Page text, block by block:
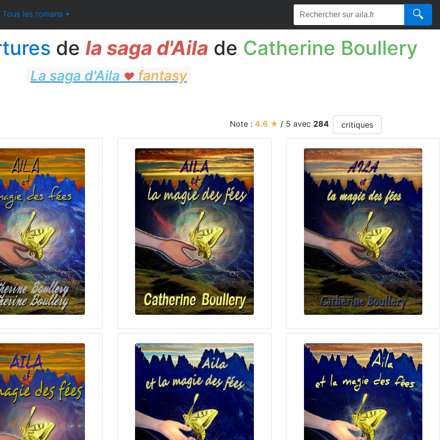
Tous les romans 🔍
dela saga d'Aila de Catherine Boullery
La saga d'Aila ♥ fantasy
Note : 4.6 ★ / 5 avec 284 critiques